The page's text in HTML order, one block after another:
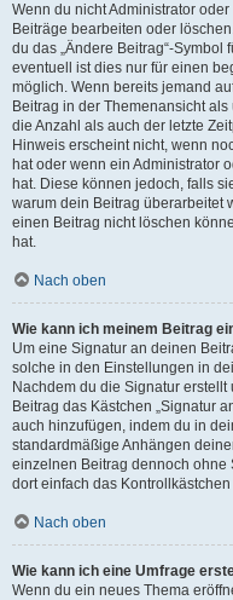
Wenn du nicht Administrator
Beiträge bearbeiten oder
du das „Ändere Beitrag“-
eventuell ist dies nur für einen
möglich. Wenn bereits jemand
Beitrag in der Themenansicht
die Anzahl als auch der letzte
Hinweis erscheint nicht, wenn
hat oder wenn ein Administrator
hat. Diese können jedoch, falls
warum dein Beitrag überarbeitet
einen Beitrag nicht löschen
hat.
Nach oben
Wie kann ich meinem Beitrag
Um eine Signatur an deinen
solche in den Einstellungen in
Nachdem du die Signatur
Beitrag das Kästchen „Signatur
auch hinzufügen, indem du in
standardmäßige Anhängen
einzelnen Beitrag dennoch ohne
dort einfach das
Nach oben
Wie kann ich eine Umfrage
Wenn du ein neues Thema